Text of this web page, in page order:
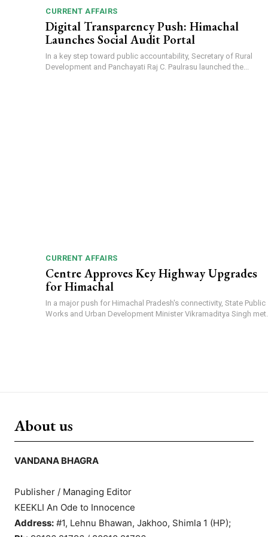
CURRENT AFFAIRS
Digital Transparency Push: Himachal
Launches Social Audit Portal
In a key step toward public accountability, Secretary of Rural
Development and Panchayati Raj C. Paulrasu launched the...
CURRENT AFFAIRS
Centre Approves Key Highway Upgrades
for Himachal
In a major push for Himachal Pradesh's connectivity, State Public
Works and Urban Development Minister Vikramaditya Singh
About us
VANDANA BHAGRA
Publisher / Managing Editor
KEEKLI An Ode to Innocence
Address: #1, Lehnu Bhawan, Jakhoo, Shimla 1 (HP);